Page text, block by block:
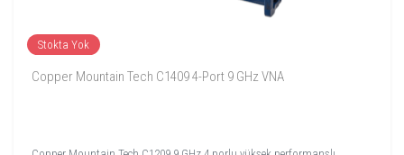
Stokta Yok
Copper Mountain Tech C1409 4-Port 9 GHz VNA